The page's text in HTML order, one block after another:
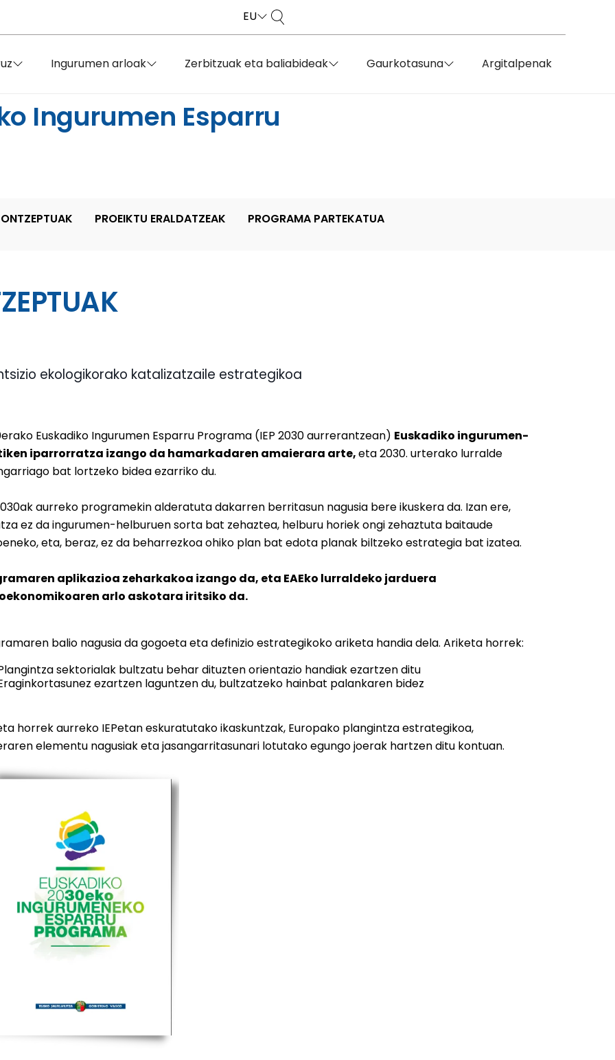
EU
Ingurumen arloak Zerbitzuak eta baliabideak Gaurkotasuna Argitalpenak
PROEIKTU ERALDATZEAK PROGRAMA PARTEKATUA
ekologikorako katalizatzaile estrategikoa
Euskadiko Ingurumen Esparru Programa (IEP 2030 aurrerantzean) Euskadiko ingurumen-
iparrorratza izango da hamarkadaren amaierara arte,eta 2030. urterako lurralde
bat lortzeko bidea ezarriko du.
aurreko programekin alderatuta dakarren berritasun nagusia bere ikuskera da. Izan ere,
ez da ingurumen-helburuen sorta bat zehaztea, helburu horiek ongi zehaztuta baitaude
eta, beraz, ez da beharrezkoa ohiko plan bat edota planak biltzeko estrategia bat izatea.
aplikazioa zeharkakoa izango da, eta EAEko lurraldeko jarduera
arlo askotara iritsiko da.
balio nagusia da gogoeta eta definizio estrategikoko ariketa handia dela. Ariketa horrek:
sektorialak bultzatu behar dituzten orientazio handiak ezartzen ditu
ezartzen laguntzen du, bultzatzeko hainbat palankaren bidez
horrek aurreko IEPetan eskuratutako ikaskuntzak, Europako plangintza estrategikoa,
elementu nagusiak eta jasangarritasunari lotutako egungo joerak hartzen ditu kontuan.